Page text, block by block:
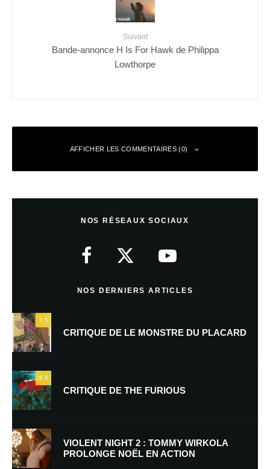
Suivant
Bande-annonce H Is For Hawk de Philippa
Lowthorpe
AFFICHER LES COMMENTAIRES (0)
Nom*
E-mail
NOS RÉSEAUX SOCIAUX
NOS DERNIERS ARTICLES
7.5
CRITIQUE DE LE MONSTRE DU PLACARD
9.5
CRITIQUE DE THE FURIOUS
VIOLENT NIGHT 2 : TOMMY WIRKOLA
PROLONGE NOËL EN ACTION